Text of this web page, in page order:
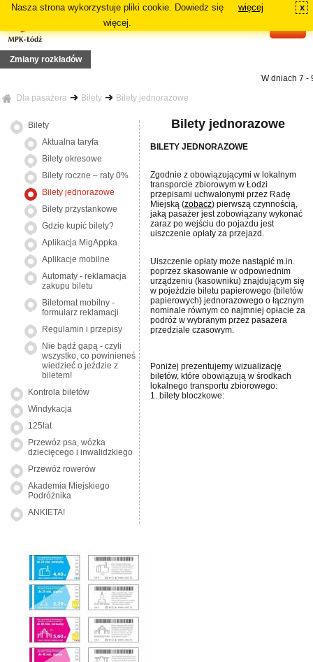
Nasza strona wykorzystuje pliki cookie. Dowiedz się
więcej.
więcej x
Dla pasażera Bilety Bilety jednorazowe
Bilety
Aktualna taryfa
Bilety okresowe
Bilety roczne – raty 0%
Bilety jednorazowe
Bilety przystankowe
Gdzie kupić bilety?
Aplikacja MigAppka
Aplikacje mobilne
Automaty - reklamacja
zakupu biletu
Biletomat mobilny -
formularz reklamacji
Regulamin i przepisy
Nie bądź gapą - czyli
wszystko, co powinieneś
wiedzieć o jeździe z
biletem!
Kontrola biletów
Windykacja
125lat
Przewóz psa, wózka
dziecięcego i inwalidzkiego
Przewóz rowerów
Akademia Miejskiego
Podróżnika
ANKIETA!
Zmiany rozkładów
W dniach 7 -
2 sierpnia 2026 r. (niedziela), linia nocna od nocy z 1/2 sierpnia br. (sb/nd),
19 lipca 2026r. (niedziela), zmiana tras linii 73, 81A, 81B, N5A, N5B
linii: 70, 72A, 72B
12 lipca 2026r. (niedziela), zmiana tras linii 87A, 87B
linii 18 i 54A
podstawowej danej linii: 64A, 84A, 88B i 91A
29 czerwca 2026r. (poniedziałek), zmiana tras linii: 2, 3, 6, 7, 11
Bilety jednorazowe
BILETY JEDNORAZOWE
Zgodnie z obowiązującymi w lokalnym
transporcie zbiorowym w Łodzi
przepisami uchwalonymi przez Radę
Miejską (zobacz) pierwszą czynnością,
jaką pasażer jest zobowiązany wykonać
zaraz po wejściu do pojazdu jest
uiszczenie opłaty za przejazd.
Uiszczenie opłaty może nastąpić m.in.
poprzez skasowanie w odpowiednim
urządzeniu (kasowniku) znajdującym się
w pojeździe biletu papierowego (biletów
papierowych) jednorazowego o łącznym
nominale równym co najmniej opłacie za
podróż w wybranym przez pasażera
przedziale czasowym.
Poniżej prezentujemy wizualizację
biletów, które obowiązują w środkach
lokalnego transportu zbiorowego:
1. bilety bloczkowe: